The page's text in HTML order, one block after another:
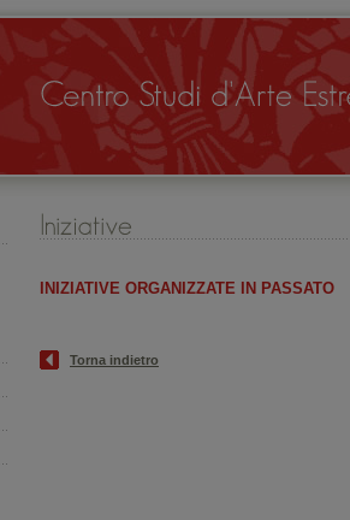
INIZIATIVE ORGANIZZATE IN PASSATO
Torna indietro